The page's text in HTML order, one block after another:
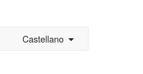
Castellano